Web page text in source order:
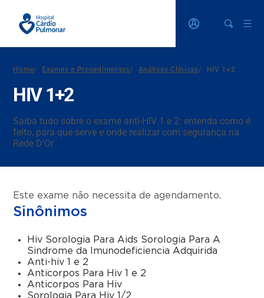
Home/ Exames e Procedimentos/ Análises Clínicas/ HIV 1+2
HIV 1+2
Saiba tudo sobre o exame anti-HIV 1 e 2: entenda como é
feito, para que serve e onde realizar com segurança na
Rede D’Or
Este exame não necessita de agendamento.
Sinônimos
Hiv Sorologia Para Aids Sorologia Para A
Sindrome da Imunodeficiencia Adquirida
Anti-hiv 1 e 2
Anticorpos Para Hiv 1 e 2
Anticorpos Para Hiv
Sorologia Para Hiv 1/2